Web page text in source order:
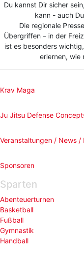
Du kannst Dir sicher
kann - auch
Die regionale
Übergriffen – in der
ist es besonders
erlernen, wie
Krav Maga
Ju Jitsu Defense
Veranstaltungen / News /
Sponsoren
Sparten
Abenteuerturnen
Basketball
Fußball
Gymnastik
Handball